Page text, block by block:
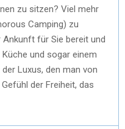
zu sitzen? Viel mehr
Camping) zu
für Sie bereit und
und sogar einem
Luxus, den man von
der Freiheit, das